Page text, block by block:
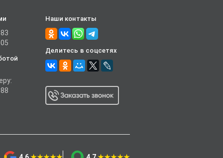
Наши контакты
Делитесь в соцсетях